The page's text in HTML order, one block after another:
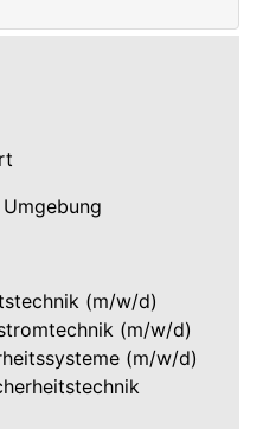
(m/w/d)
(m/w/d)
(m/w/d)